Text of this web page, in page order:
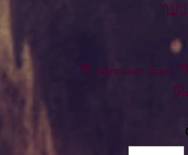
A retrouver dans